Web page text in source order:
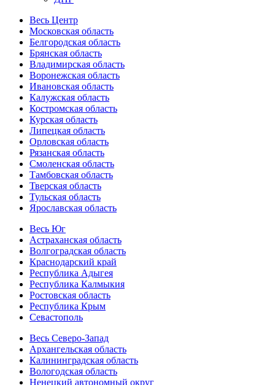
Весь Центр
Московская область
Белгородская область
Брянская область
Владимирская область
Воронежская область
Ивановская область
Калужская область
Костромская область
Курская область
Липецкая область
Орловская область
Рязанская область
Смоленская область
Тамбовская область
Тверская область
Тульская область
Ярославская область
Весь Юг
Астраханская область
Волгоградская область
Краснодарский край
Республика Адыгея
Республика Калмыкия
Ростовская область
Республика Крым
Севастополь
Весь Северо-Запад
Архангельская область
Калининградская область
Вологодская область
Ненецкий автономный округ